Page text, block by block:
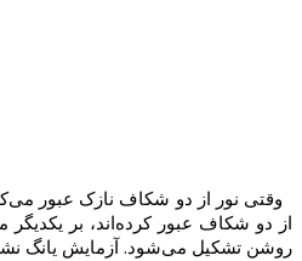
وقتی نور از دو شکاف نازک عبور
از دو شکاف عبور کرده‌اند، بر
روشن تشکیل می‌شود. آزمایش یانگ